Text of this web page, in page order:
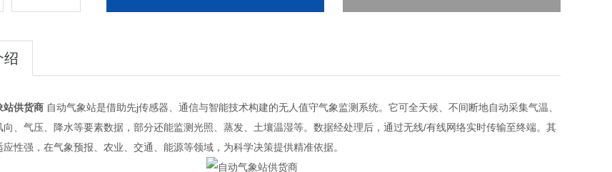
绍
站供货商 自动气象站是借助先j传感器、通信与智能技术构建的无人值守气象监测系统。它可全天候、不间断地自动采集气温、
向、气压、降水等要素数据，部分还能监测光照、蒸发、土壤温湿等。数据经处理后，通过无线/有线网络实时传输至终端。其
性强，在气象预报、农业、交通、能源等领域，为科学决策提供精准依据。